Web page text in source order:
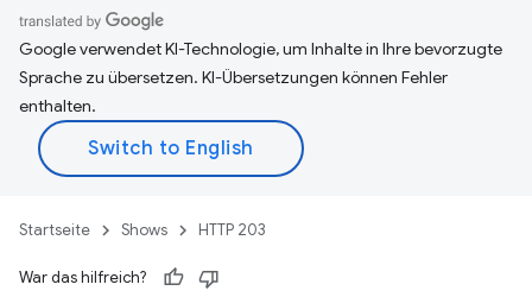
Google verwendet KI-Technologie, um Inhalte in Ihre bevorzugte
Sprache zu übersetzen. KI-Übersetzungen können Fehler
enthalten.
Startseite Shows HTTP 203
War das hilfreich?